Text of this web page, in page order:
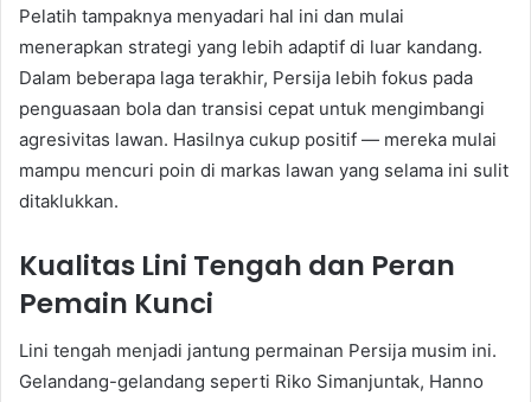
Pelatih tampaknya menyadari hal ini dan mulai
menerapkan strategi yang lebih adaptif di luar kandang.
Dalam beberapa laga terakhir, Persija lebih fokus pada
penguasaan bola dan transisi cepat untuk mengimbangi
agresivitas lawan. Hasilnya cukup positif — mereka mulai
mampu mencuri poin di markas lawan yang selama ini sulit
ditaklukkan.
Kualitas Lini Tengah dan Peran
Pemain Kunci
Lini tengah menjadi jantung permainan Persija musim ini.
Gelandang-gelandang seperti Riko Simanjuntak, Hanno